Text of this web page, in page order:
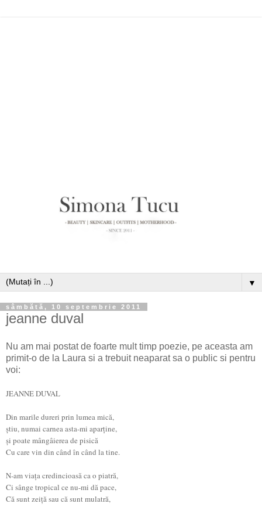
▼
sâmbătă, 10 septembrie 2011
jeanne duval
Nu am mai postat de foarte mult timp poezie, pe aceasta am
primit-o de la Laura si a trebuit neaparat sa o public si pentru
voi:
JEANNE DUVAL
Din marile dureri prin lumea mică,
ştiu, numai carnea asta-mi aparţine,
şi poate mângâierea de pisică
Cu care vin din când în când la tine.
N-am viaţa credincioasă ca o piatră,
Ci sânge tropical ce nu-mi dă pace,
Că sunt zeiţă sau că sunt mulatră,